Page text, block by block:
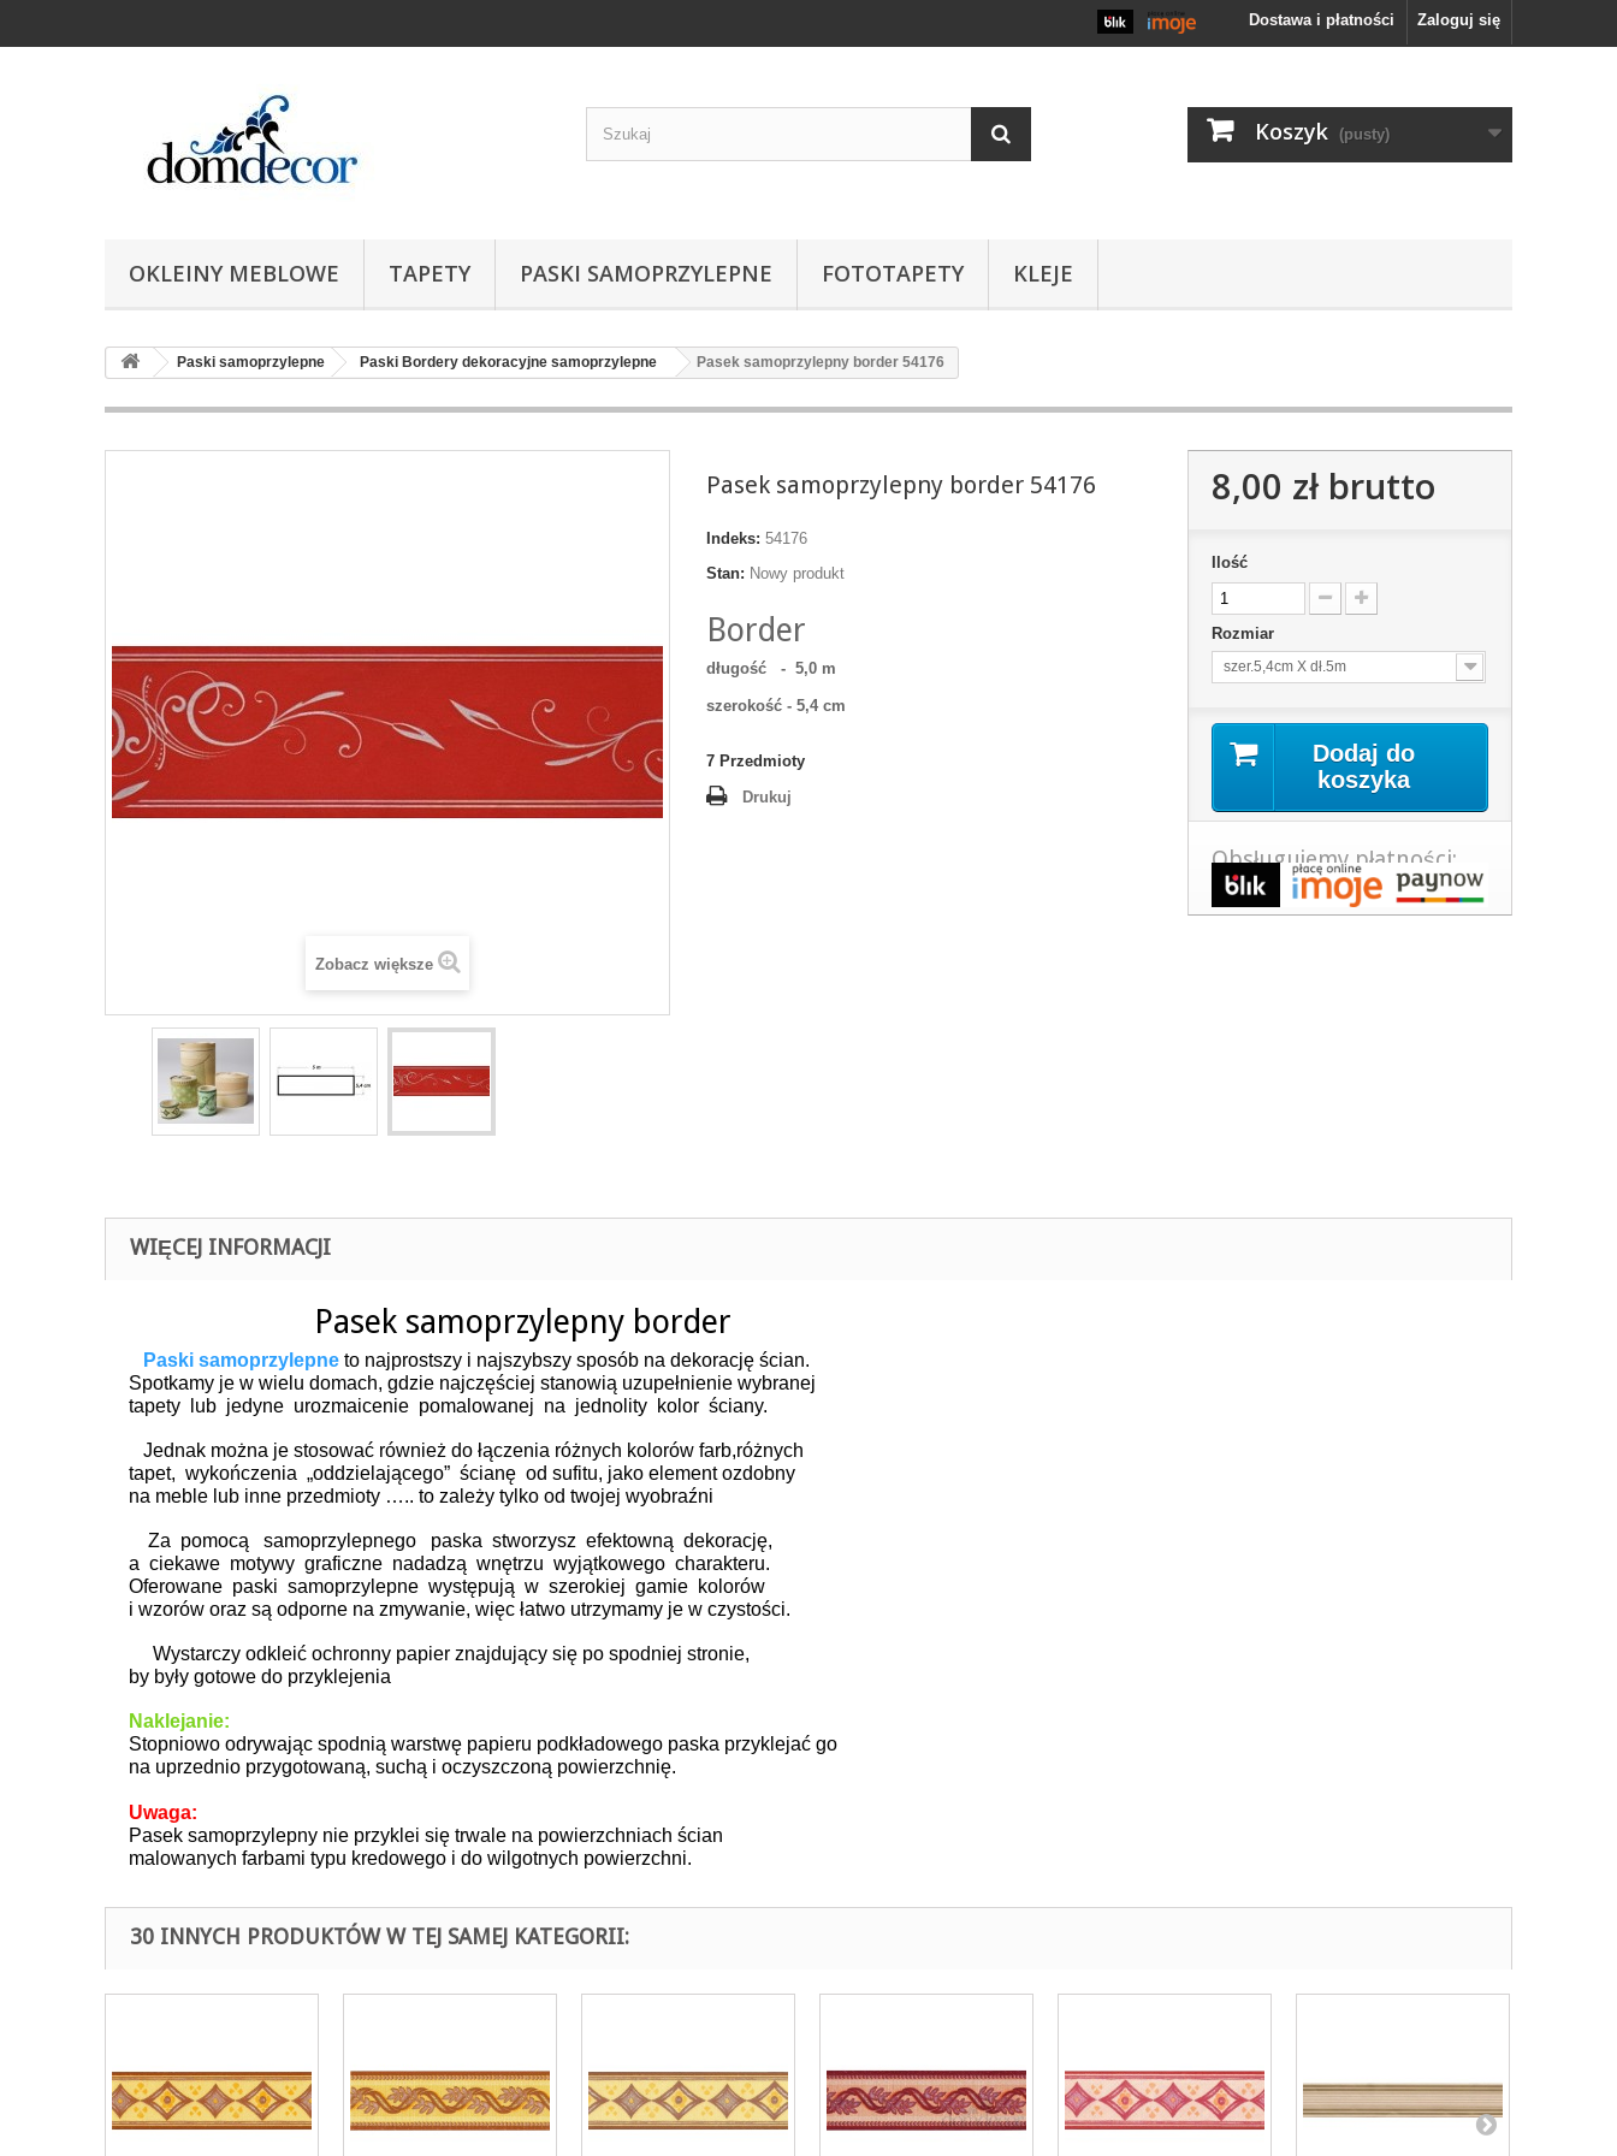
Zaloguj się
Dostawa i płatności
Koszyk (pusty)
OKLEINY MEBLOWE TAPETY PASKI SAMOPRZYLEPNE FOTOTAPETY KLEJE
Paski samoprzylepne Paski Bordery dekoracyjne samoprzylepne Pasek samoprzylepny border 54176
Zobacz większe
Pasek samoprzylepny border 54176
Indeks: 54176
Stan: Nowy produkt
Border
długość - 5,0 m
szerokość - 5,4 cm
7 Przedmioty
Drukuj
8,00 złbrutto
Ilość
Rozmiar
szer.5,4cm X dł.5m
Dodaj do
koszyka
Obsługujemy płatności:
WIĘCEJ INFORMACJI
Pasek samoprzylepny border
Paski samoprzylepne to najprostszy i najszybszy sposób na dekorację ścian.
Spotkamy je w wielu domach, gdzie najczęściej stanowią uzupełnienie wybranej
tapety lub jedyne urozmaicenie pomalowanej na jednolity kolor ściany.
Jednak można je stosować również do łączenia różnych kolorów farb,różnych
tapet, wykończenia „oddzielającego” ścianę od sufitu, jako element ozdobny
na meble lub inne przedmioty ….. to zależy tylko od twojej wyobraźni
Za pomocą samoprzylepnego paska stworzysz efektowną dekorację,
a ciekawe motywy graficzne nadadzą wnętrzu wyjątkowego charakteru.
Oferowane paski samoprzylepne występują w szerokiej gamie kolorów
i wzorów oraz są odporne na zmywanie, więc łatwo utrzymamy je w czystości.
Wystarczy odkleić ochronny papier znajdujący się po spodniej stronie,
by były gotowe do przyklejenia
Naklejanie:
Stopniowo odrywając spodnią warstwę papieru podkładowego paska przyklejać go
na uprzednio przygotowaną, suchą i oczyszczoną powierzchnię.
Uwaga:
Pasek samoprzylepny nie przyklei się trwale na powierzchniach ścian
malowanych farbami typu kredowego i do wilgotnych powierzchni.
30 INNYCH PRODUKTÓW W TEJ SAMEJ KATEGORII: